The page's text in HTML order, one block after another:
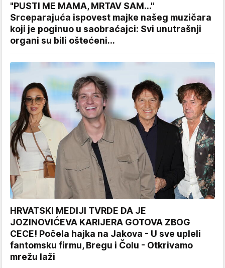
"PUSTI ME MAMA, MRTAV SAM..."
Srceparajuća ispovest majke našeg muzičara
koji je poginuo u saobraćajci: Svi unutrašnji
organi su bili oštećeni...
HRVATSKI MEDIJI TVRDE DA JE
JOZINOVIĆEVA KARIJERA GOTOVA ZBOG
CECE! Počela hajka na Jakova - U sve upleli
fantomsku firmu, Bregu i Čolu - Otkrivamo
mrežu laži